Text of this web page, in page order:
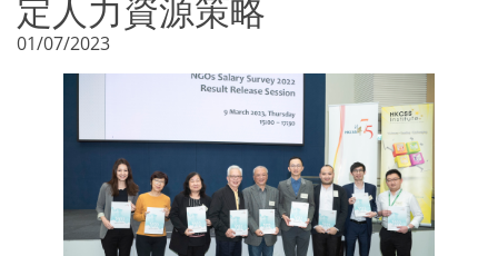
定人力資源策略
01/07/2023